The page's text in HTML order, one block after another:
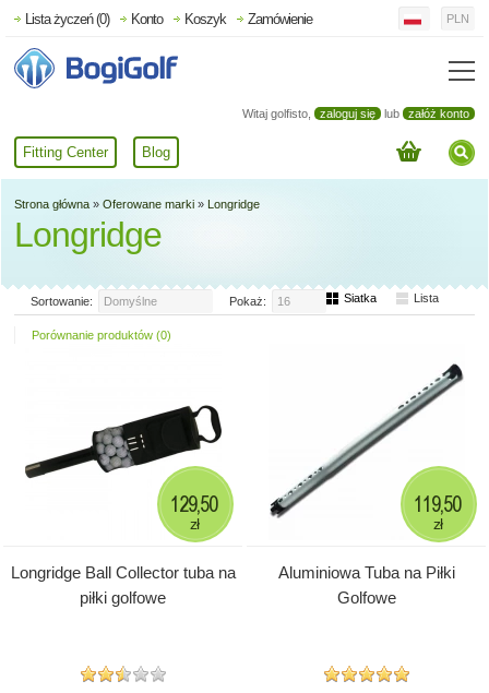
Witaj golfisto, zaloguj się lub załóż konto
Fitting Center Blog
Lista życzeń (0) Konto Koszyk Zamówienie PLN
Strona główna » Oferowane marki » Longridge
Longridge
Sortowanie: Domyślne Pokaż: 16 Siatka Lista
Porównanie produktów (0)
Longridge Ball Collector tuba na
piłki golfowe
129,50
zł
Aluminiowa Tuba na Piłki
Golfowe
119,50
zł